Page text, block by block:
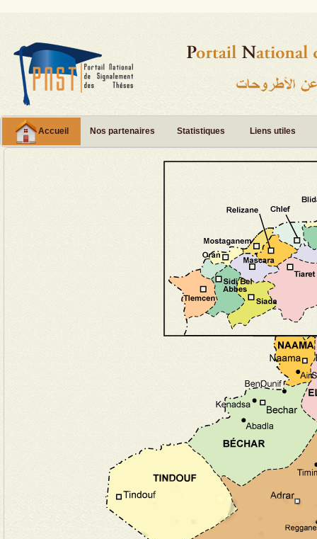
Accueil Nos partenaires Statistiques Liens utiles